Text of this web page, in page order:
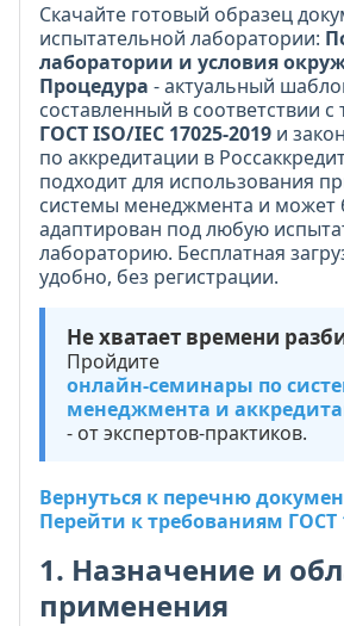
Скачайте готовый образец
испытательной лаборатории:
лаборатории и условия
Процедура - актуальный
составленный в соответствии
ГОСТ ISO/IEC 17025-2019 и
по аккредитации в
подходит для использования
системы менеджмента и может
адаптирован под любую
лабораторию. Бесплатная
удобно, без регистрации.
Не хватает времени
Пройдите
онлайн-семинары по
менеджмента и
- от экспертов-практиков.
Вернуться к перечню
Перейти к требованиям ГОСТ
1. Назначение и
применения